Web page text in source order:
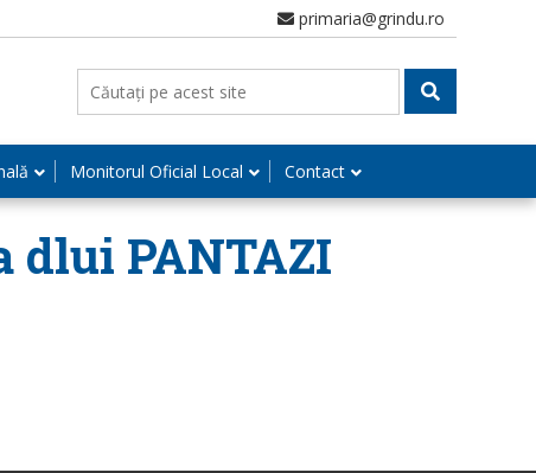
primaria@grindu.ro
Monitorul Oficial Local Contact
dlui PANTAZI